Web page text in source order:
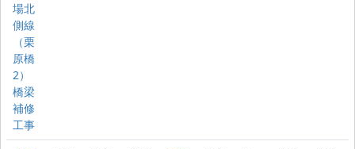
場北
側線
（栗
原橋
2）
橋梁
補修
工事